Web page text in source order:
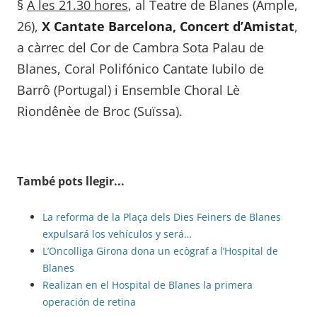
§ A les 21.30 hores, al Teatre de Blanes (Ample,
26), X Cantate Barcelona, Concert d’Amistat,
a càrrec del Cor de Cambra Sota Palau de
Blanes, Coral Polifónico Cantate Iubilo de
Barrô (Portugal) i Ensemble Choral Lè
Riondênèe de Broc (Suïssa).
També pots llegir...
La reforma de la Plaça dels Dies Feiners de Blanes
expulsará los vehículos y será…
L’Oncolliga Girona dona un ecògraf a l’Hospital de
Blanes
Realizan en el Hospital de Blanes la primera
operación de retina